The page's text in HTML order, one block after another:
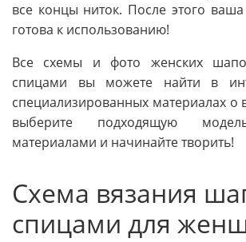
все концы ниток. После этого
готова к использованию!
Все схемы и фото женских
спицами вы можете найти в
специализированных материалах о
выберите подходящую
материалами и начинайте творить!
Схема вязания
спицами для